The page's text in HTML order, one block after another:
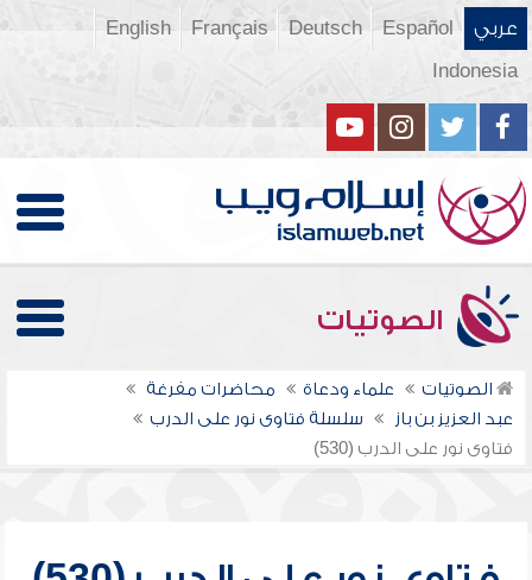
عربي Español
Deutsch
Français
English
Indonesia
الصوتيات
الصوتيات علماء ودعاة
محاضرات مفرغة
عبد العزيز بن باز
سلسلة فتاوى نور على الدرب
فتاوى نور على الدرب (530)